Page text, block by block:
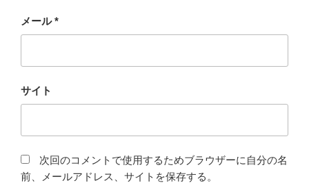
メール*
サイト
次回のコメントで使用するためブラウザーに自分の名
前、メールアドレス、サイトを保存する。